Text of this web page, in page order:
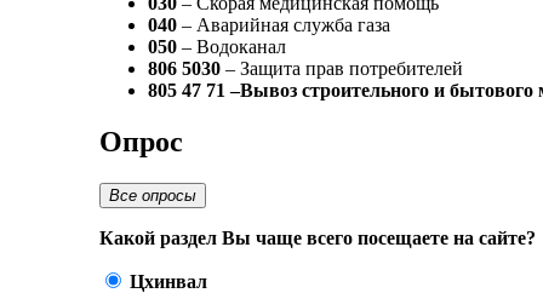
040 – Аварийная служба газа
050 – Водоканал
806 5030 – Защита прав потребителей
805 47 71 –Вывоз строительного и бытового
Опрос
Все опросы
Какой раздел Вы чаще всего посещаете на сайте?
Цхинвал